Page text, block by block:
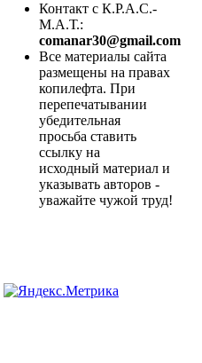
Контакт с К.Р.А.С.-
М.А.Т.:
comanar30@gmail.com
Все материалы сайта
размещены на правах
копилефта. При
перепечатывании
убедительная
просьба ставить
ссылку на
исходный материал и
указывать авторов -
уважайте чужой труд!